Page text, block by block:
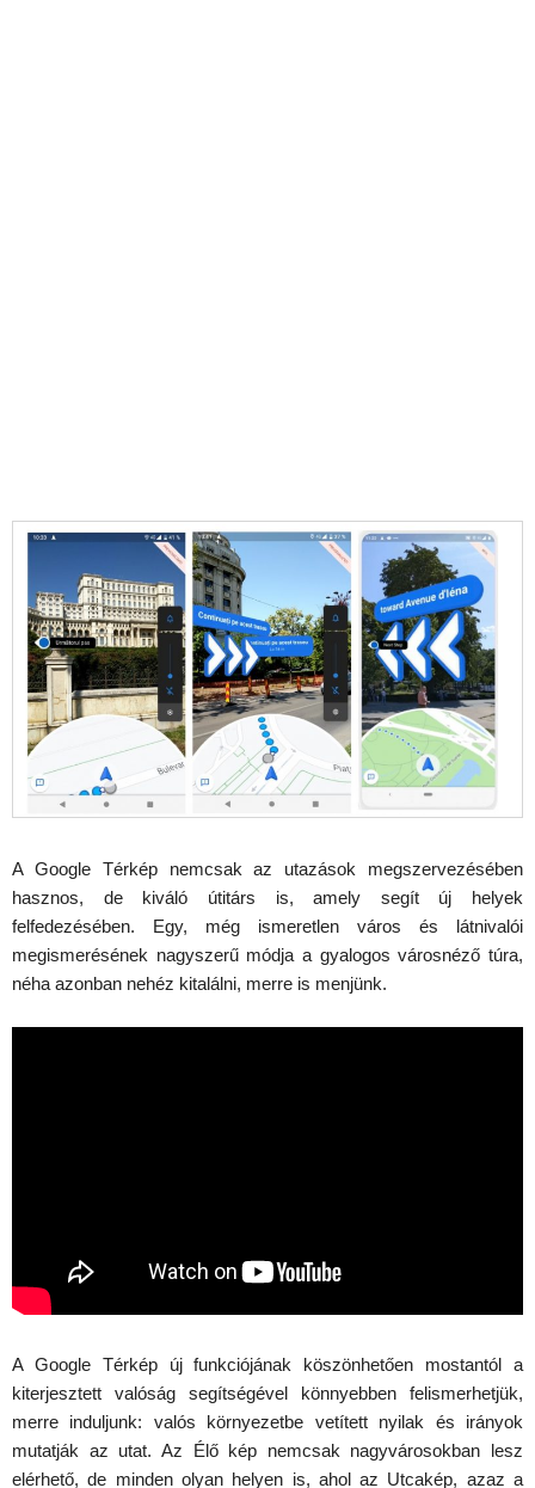
A Google Térkép nemcsak az utazások megszervezésében
hasznos, de kiváló útitárs is, amely segít új helyek
felfedezésében. Egy, még ismeretlen város és látnivalói
megismerésének nagyszerű módja a gyalogos városnéző túra,
néha azonban nehéz kitalálni, merre is menjünk.
A Google Térkép új funkciójának köszönhetően mostantól a
kiterjesztett valóság segítségével könnyebben felismerhetjük,
merre induljunk: valós környezetbe vetített nyilak és irányok
mutatják az utat. Az Élő kép nemcsak nagyvárosokban lesz
elérhető, de minden olyan helyen is, ahol az Utcakép, azaz a